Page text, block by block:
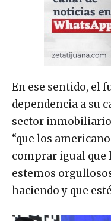
En ese sentido, el
dependencia a su
sector
“que los
comprar igual que
estemos
haciendo y que